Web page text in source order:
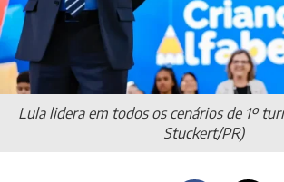
Lula lidera em todos os cenários de 1º
Stuckert/PR)